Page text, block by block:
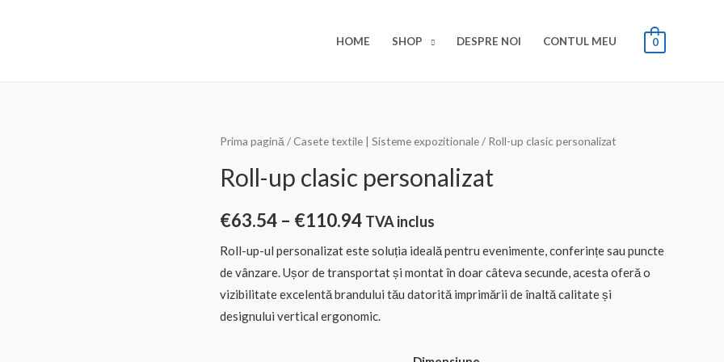
HOME SHOP DESPRE NOI CONTUL MEU 0
Prima pagină /Casete textile | Sisteme expozitionale/ Roll-up clasic personalizat
Roll-up clasic personalizat
€63.54 – €110.94Interval
de
prețuri:
€63.54
TVA inclus
Roll-up-ul personalizat este soluția ideală pentru evenimente, conferințe sau puncte
de vânzare. Ușor de transportat și montat în doar câteva secunde, acesta oferă o
vizibilitate excelentă brandului tău datorită imprimării de înaltă calitate și
designului vertical ergonomic.